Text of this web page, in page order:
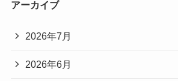
アーカイブ
2026年7月
2026年6月